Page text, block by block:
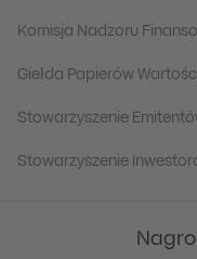
Komisja Nadzoru
Giełda Papierów
Stowarzyszenie
Stowarzyszenie